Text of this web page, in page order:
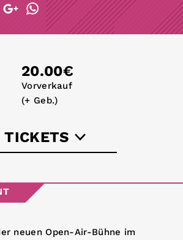
20.00€
Vorverkauf
(+ Geb.)
TICKETS
eventim.de
36-tickets.de
neuen Open-Air-Bühne im